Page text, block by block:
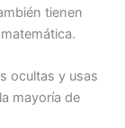
tienen
ocultas y usas
mayoría de